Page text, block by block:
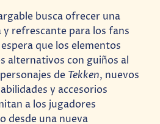
busca ofrecer una
refrescante para los fans
que los elementos
alternativos con guiños al
de Tekken, nuevos
y accesorios
a los jugadores
desde una nueva